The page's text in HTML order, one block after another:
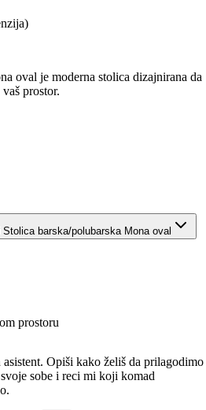
oval je moderna stolica dizajnirana da
prostor.
Stolica barska/polubarska Mona oval
prostoru
Opiši kako želiš da prilagodimo
sobe i reci mi koji komad